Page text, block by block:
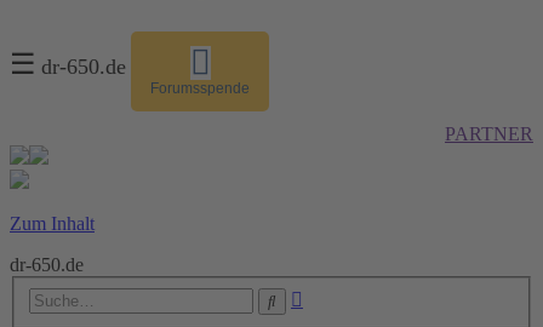
☰ dr-650.de
Forumsspende
PARTNER
Zum Inhalt
dr-650.de
Suche